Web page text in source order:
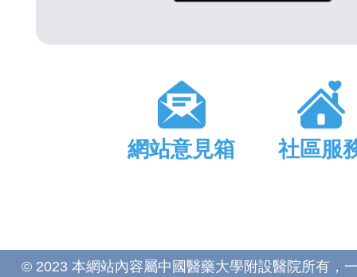
網站意見箱 社區服
© 2023 本網站內容屬中國醫藥大學附設醫院所有，